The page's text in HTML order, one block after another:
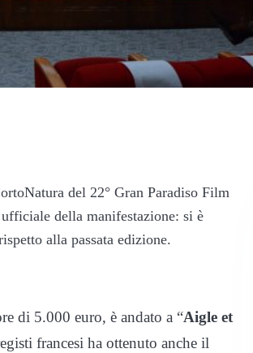
del 22° Gran Paradiso Film
della manifestazione: si è
alla passata edizione.
di 5.000 euro, è andato a “Aigle et
francesi ha ottenuto anche il